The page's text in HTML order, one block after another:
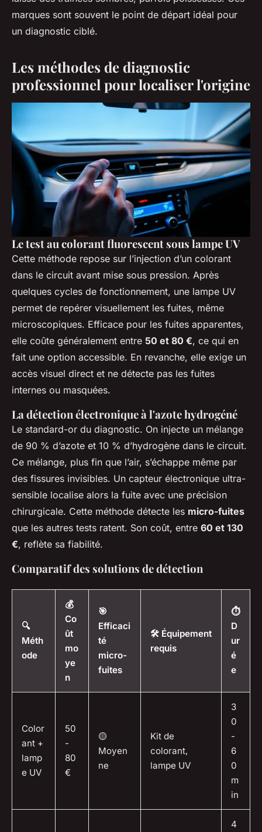
marques sont souvent le point de départ idéal pour
un diagnostic ciblé.
Les méthodes de diagnostic
professionnel pour localiser l'origine
Le test au colorant fluorescent sous lampe UV
Cette méthode repose sur l’injection d’un colorant
dans le circuit avant mise sous pression. Après
quelques cycles de fonctionnement, une lampe UV
permet de repérer visuellement les fuites, même
microscopiques. Efficace pour les fuites apparentes,
elle coûte généralement entre 50 et 80 €, ce qui en
fait une option accessible. En revanche, elle exige un
accès visuel direct et ne détecte pas les fuites
internes ou masquées.
La détection électronique à l'azote hydrogéné
Le standard-or du diagnostic. On injecte un mélange
de 90 % d’azote et 10 % d’hydrogène dans le circuit.
Ce mélange, plus fin que l’air, s’échappe même par
des fissures invisibles. Un capteur électronique ultra-
sensible localise alors la fuite avec une précision
chirurgicale. Cette méthode détecte les micro-fuites
que les autres tests ratent. Son coût, entre 60 et 130
€, reflète sa fiabilité.
Comparatif des solutions de détection
🔍
Méth
ode
💰
Co
ût
mo
ye
n
🎯
Efficaci
té
micro-
fuites
🛠️ Équipement
requis
⏱️
D
ur
é
e
Color
ant +
lamp
e UV
50
-
80
€
🟡
Moyen
ne
Kit de
colorant,
lampe UV
3
0
-
6
0
m
in
4